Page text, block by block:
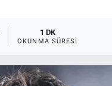
1 DK
OKUNMA SÜRESI